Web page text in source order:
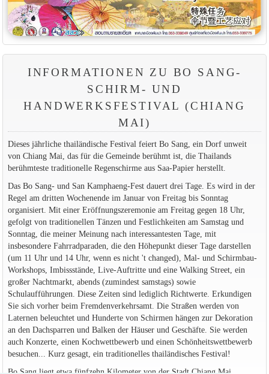
INFORMATIONEN ZU BO SANG-
SCHIRM- UND
HANDWERKSFESTIVAL (CHIANG
MAI)
Dieses jährliche thailändische Festival feiert Bo Sang, ein Dorf unweit
von Chiang Mai, das für die Gemeinde berühmt ist, die Thailands
berühmteste traditionelle Regenschirme aus Saa-Papier herstellt.
Das Bo Sang- und San Kamphaeng-Fest dauert drei Tage. Es wird in der
Regel am dritten Wochenende im Januar von Freitag bis Sonntag
organisiert. Mit einer Eröffnungszeremonie am Freitag gegen 18 Uhr,
gefolgt von traditionellen Tänzen und Festlichkeiten am Samstag und
Sonntag, die meiner Meinung nach interessantesten Tage, mit
insbesondere Fahrradparaden, die den Höhepunkt dieser Tage darstellen
(um 11 Uhr und 14 Uhr, wenn es nicht 't changed), Mal- und Schirmbau-
Workshops, Imbissstände, Live-Auftritte und eine Walking Street, ein
großer Nachtmarkt, abends (zumindest samstags) sowie
Schulaufführungen. Diese Zeiten sind lediglich Richtwerte. Erkundigen
Sie sich vorher beim Fremdenverkehrsamt. Die Straßen werden von
Laternen beleuchtet und Hunderte von Schirmen hängen zur Dekoration
an den Dachsparren und Balken der Häuser und Geschäfte. Sie werden
auch Konzerte, einen Kochwettbewerb und einen Schönheitswettbewerb
besuchen... Kurz gesagt, ein traditionelles thailändisches Festival!
Bo Sang liegt etwa fünfzehn Kilometer von der Stadt Chiang Mai